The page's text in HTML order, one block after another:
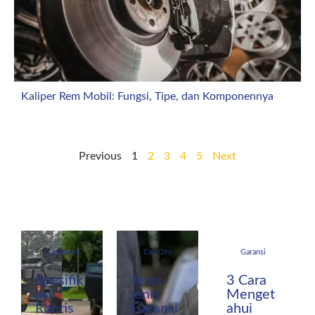
Kaliper Rem Mobil: Fungsi, Tipe, dan Komponennya
Previous 1 2 3 4 5 Next
CarsNews
Spesifik
asi
Rantis
CarsOto
Jenis-
jenis
Garansi
Garansi
3 Cara
Menget
ahui